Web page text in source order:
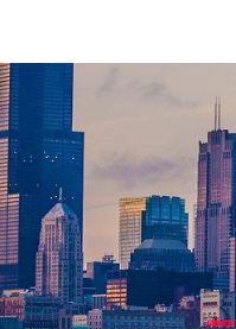
T5000 高性能TLP & VF-TLP
G5000 最高2048pin ESD测试仪
C5000R 全自动CDM测试仪
W5000M 晶圆级ESD测试仪
S5000R 最高256pin ESD测试仪
HCE-5000 便携式ESD测试仪